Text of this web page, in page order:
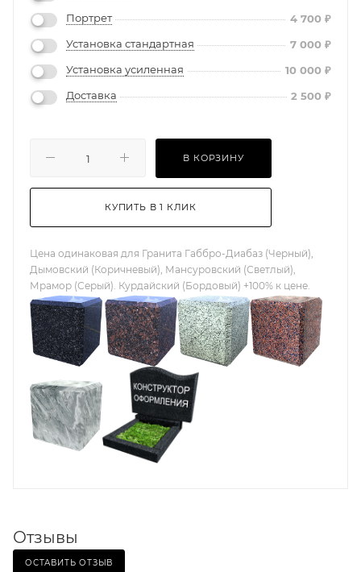
Портрет
4 700 ₽
Установка стандартная
7 000 ₽
Установка усиленная
10 000 ₽
Доставка
2 500 ₽
В КОРЗИНУ
КУПИТЬ В 1 КЛИК
Цена одинаковая для Гранита Габбро-Диабаз (Черный),
Дымовский (Коричневый), Мансуровский (Светлый),
Мрамор (Серый). Курдайский (Бордовый) +100% к цене.
Отзывы
ОСТАВИТЬ ОТЗЫВ